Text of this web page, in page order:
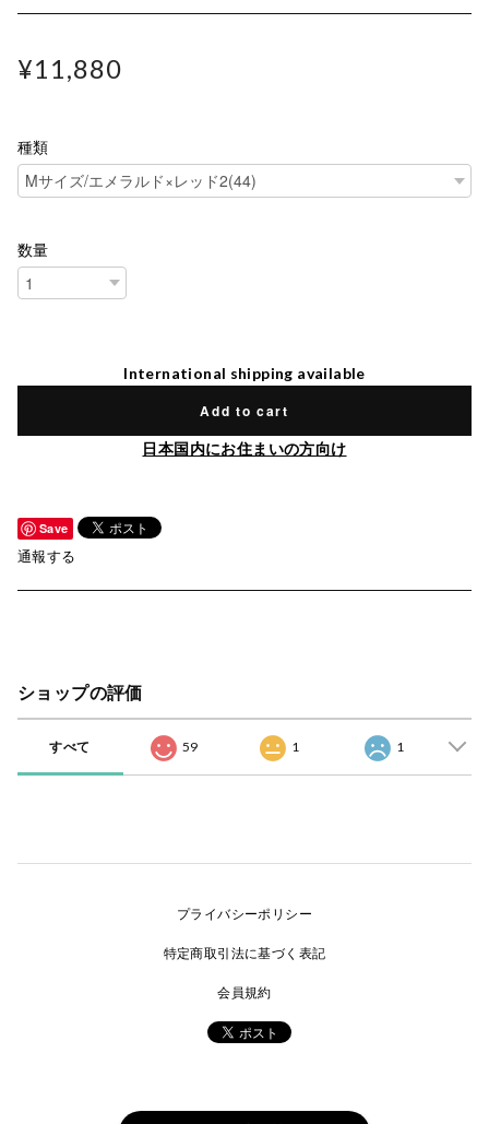
¥11,880
種類
数量
International shipping available
Add to cart
日本国内にお住まいの方向け
Save
通報する
ショップの評価
すべて 59 1 1
プライバシーポリシー
特定商取引法に基づく表記
会員規約